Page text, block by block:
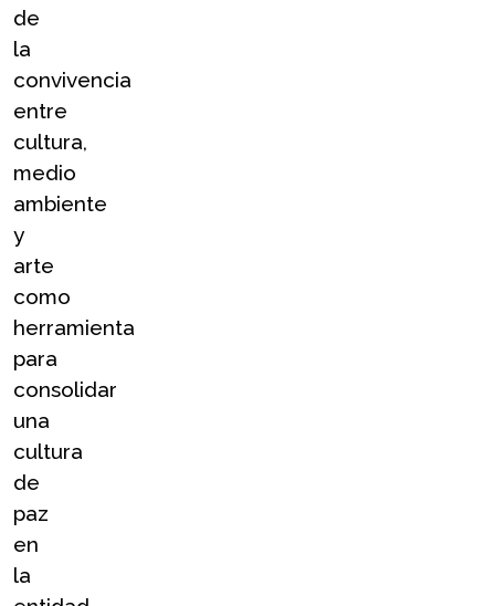
de
la
convivencia
entre
cultura,
medio
ambiente
y
arte
como
herramienta
para
consolidar
una
cultura
de
paz
en
la